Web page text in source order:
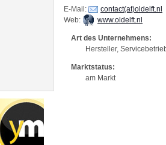
E-Mail:
contact(at)oldelft.nl
Web:
www.oldelft.nl
Art des Unternehmens:
Hersteller,
Marktstatus:
am Markt